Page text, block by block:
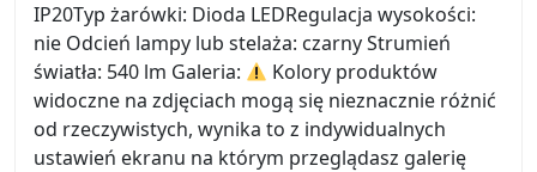
IP20Typ żarówki: Dioda LEDRegulacja wysokości:
nie Odcień lampy lub stelaża: czarny Strumień
światła: 540 lm Galeria:
Kolory produktów
widoczne na zdjęciach mogą się nieznacznie różnić
od rzeczywistych, wynika to z indywidualnych
ustawień ekranu na którym przeglądasz galerię